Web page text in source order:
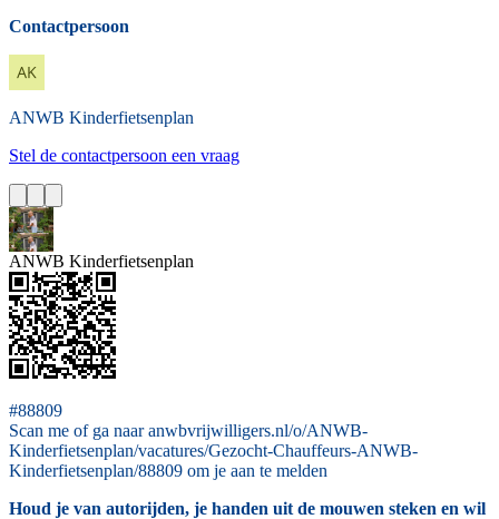
Contactpersoon
ANWB Kinderfietsenplan
Stel de contactpersoon een vraag
ANWB Kinderfietsenplan
#88809
Scan me of ga naar anwbvrijwilligers.nl/o/ANWB-
Kinderfietsenplan/vacatures/Gezocht-Chauffeurs-ANWB-
Kinderfietsenplan/88809 om je aan te melden
Houd je van autorijden, je handen uit de mouwen steken en wil